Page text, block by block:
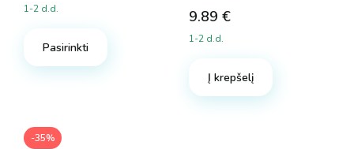
1-2 d.d.
Pasirinkti
9.89 €
1-2 d.d.
Į krepšelį
-35%